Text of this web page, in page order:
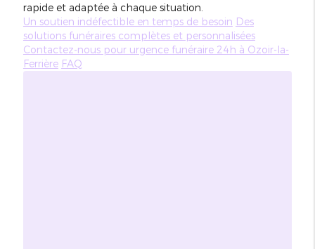
rapide et adaptée à chaque situation.
Un soutien indéfectible en temps de besoin Des
solutions funéraires complètes et personnalisées
Contactez-nous pour urgence funéraire 24h à Ozoir-la-
Ferrière FAQ